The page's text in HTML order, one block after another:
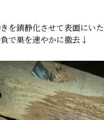
を鎮静化させて表面にい
で巣を速やかに撤去↓